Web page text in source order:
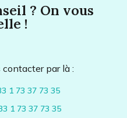
? On vous
!
contacter par là :
1 73 37 73 35
1 73 37 73 35